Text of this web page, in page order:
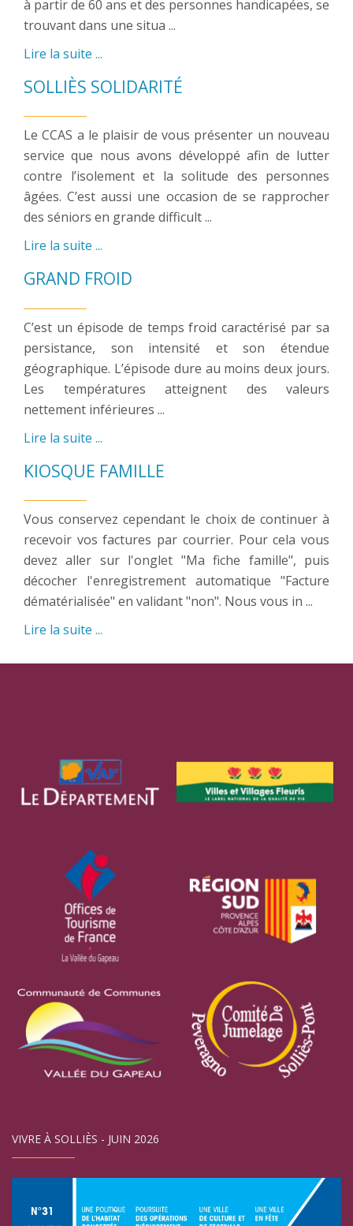
à partir de 60 ans et des personnes handicapées, se
trouvant dans une situa ...
Lire la suite ...
SOLLIÈS SOLIDARITÉ
Le CCAS a le plaisir de vous présenter un nouveau
service que nous avons développé afin de lutter
contre l’isolement et la solitude des personnes
âgées. C’est aussi une occasion de se rapprocher
des séniors en grande difficult ...
Lire la suite ...
GRAND FROID
C’est un épisode de temps froid caractérisé par sa
persistance, son intensité et son étendue
géographique. L’épisode dure au moins deux jours.
Les températures atteignent des valeurs
nettement inférieures ...
Lire la suite ...
KIOSQUE FAMILLE
Vous conservez cependant le choix de continuer à
recevoir vos factures par courrier. Pour cela vous
devez aller sur l'onglet "Ma fiche famille", puis
décocher l'enregistrement automatique "Facture
dématérialisée" en validant "non". Nous vous in ...
Lire la suite ...
VIVRE À SOLLIÈS - JUIN 2026